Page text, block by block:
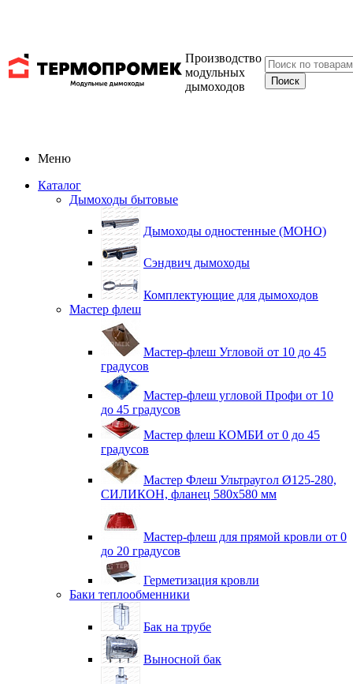
Производство
модульных
дымоходов
Меню
Каталог
Дымоходы бытовые
Дымоходы одностенные (МОНО)
Сэндвич дымоходы
Комплектующие для дымоходов
Мастер флеш
Мастер-флеш Угловой от 10 до 45
градусов
Мастер-флеш угловой Профи от 10
до 45 градусов
Мастер флеш КОМБИ от 0 до 45
градусов
Мастер Флеш Ультраугол Ø125-280,
СИЛИКОН, фланец 580х580 мм
Мастер-флеш для прямой кровли от 0
до 20 градусов
Герметизация кровли
Баки теплообменники
Бак на трубе
Выносной бак